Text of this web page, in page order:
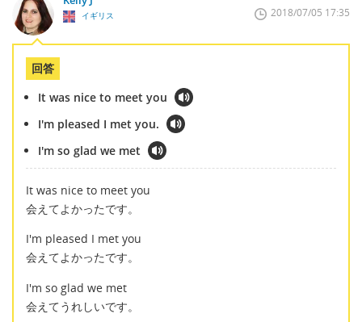
イギリス 2018/07/05 17:35
回答
It was nice to meet you
I'm pleased I met you.
I'm so glad we met
It was nice to meet you
会えてよかったです。
I'm pleased I met you
会えてよかったです。
I'm so glad we met
会えてうれしいです。